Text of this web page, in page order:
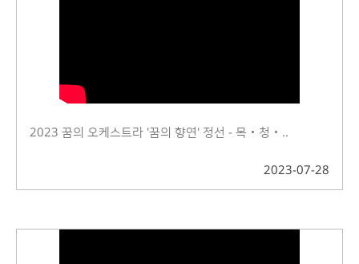
2023 꿈의 오케스트라 '꿈의 향연' 정선 - 목‧청‧..
2023-07-28